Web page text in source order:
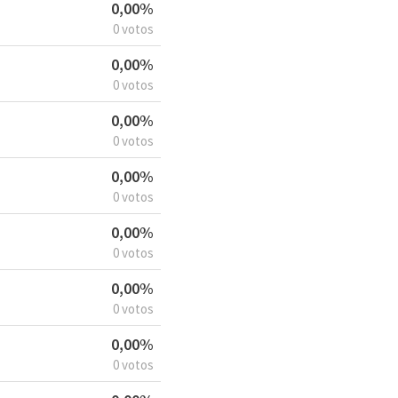
0,00%
0 votos
0,00%
0 votos
0,00%
0 votos
0,00%
0 votos
0,00%
0 votos
0,00%
0 votos
0,00%
0 votos